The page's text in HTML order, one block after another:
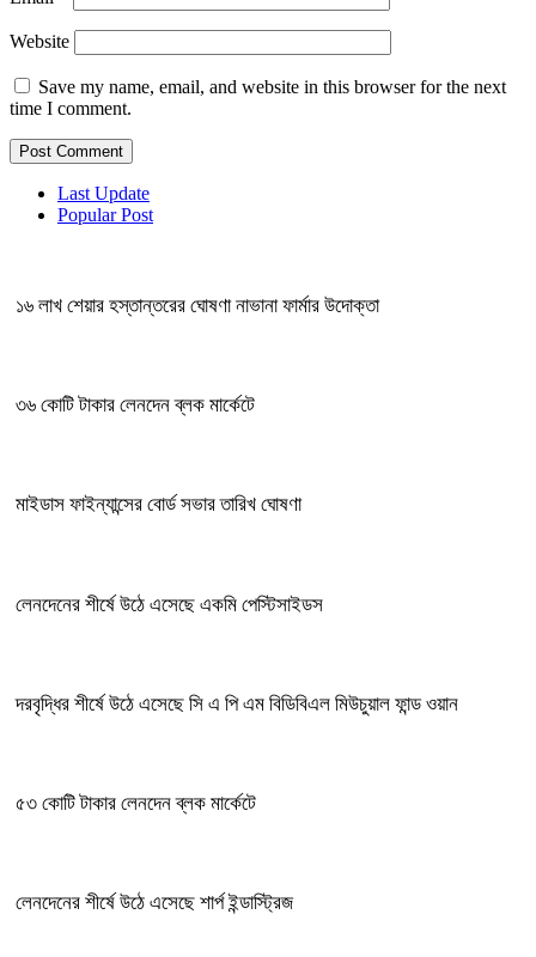
Website
Save my name, email, and website in this browser for the next
time I comment.
Last Update
Popular Post
১৬ লাখ শেয়ার হস্তান্তরের ঘোষণা নাভানা ফার্মার উদোক্তা
৩৬ কোটি টাকার লেনদেন ব্লক মার্কেটে
মাইডাস ফাইন্যান্সের বোর্ড সভার তারিখ ঘোষণা
লেনদেনের শীর্ষে উঠে এসেছে একমি পেস্টিসাইডস
দরবৃদ্ধির শীর্ষে উঠে এসেছে সি এ পি এম বিডিবিএল মিউচুয়াল ফান্ড ওয়ান
৫৩ কোটি টাকার লেনদেন ব্লক মার্কেটে
লেনদেনের শীর্ষে উঠে এসেছে শার্প ইন্ডাস্ট্রিজ